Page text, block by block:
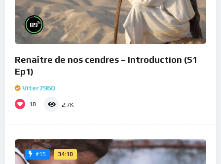
89%
Renaître de nos cendres – Introduction (S1
Ep1)
Viter7960
10 2.7K
#15 34:10